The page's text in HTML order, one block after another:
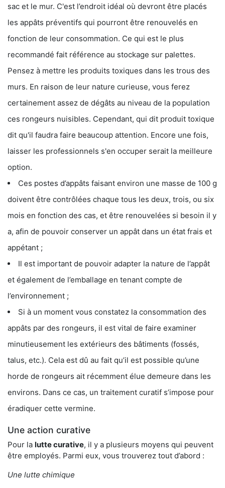
sac et le mur. C'est l’endroit idéal où devront être placés
les appâts préventifs qui pourront être renouvelés en
fonction de leur consommation. Ce qui est le plus
recommandé fait référence au stockage sur palettes.
Pensez à mettre les produits toxiques dans les trous des
murs. En raison de leur nature curieuse, vous ferez
certainement assez de dégâts au niveau de la population
ces rongeurs nuisibles. Cependant, qui dit produit toxique
dit qu'il faudra faire beaucoup attention. Encore une fois,
laisser les professionnels s'en occuper serait la meilleure
option.
Ces postes d’appâts faisant environ une masse de 100 g
doivent être contrôlées chaque tous les deux, trois, ou six
mois en fonction des cas, et être renouvelées si besoin il y
a, afin de pouvoir conserver un appât dans un état frais et
appétant ;
Il est important de pouvoir adapter la nature de l’appât
et également de l’emballage en tenant compte de
l’environnement ;
Si à un moment vous constatez la consommation des
appâts par des rongeurs, il est vital de faire examiner
minutieusement les extérieurs des bâtiments (fossés,
talus, etc.). Cela est dû au fait qu’il est possible qu’une
horde de rongeurs ait récemment élue demeure dans les
environs. Dans ce cas, un traitement curatif s’impose pour
éradiquer cette vermine.
Une action curative
Pour la lutte curative, il y a plusieurs moyens qui peuvent
être employés. Parmi eux, vous trouverez tout d’abord :
Une lutte chimique